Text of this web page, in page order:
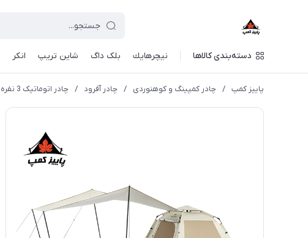
دسته‌بندی کالاها نيچرهايك بلک داگ شاین تریپ انکر
پاییز کمپ / چادر کمپینگ و کوهنوردی / چادر آفرود / چادر اتوماتیک 3 نفره مدل آنگو ( سایبان بلند ) | CNK2450WS021